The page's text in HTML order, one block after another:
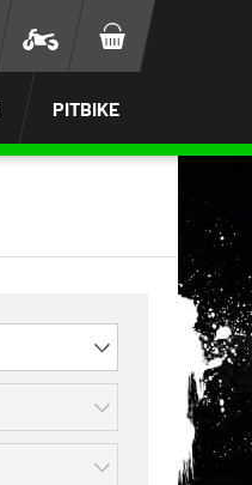
PITBIKE